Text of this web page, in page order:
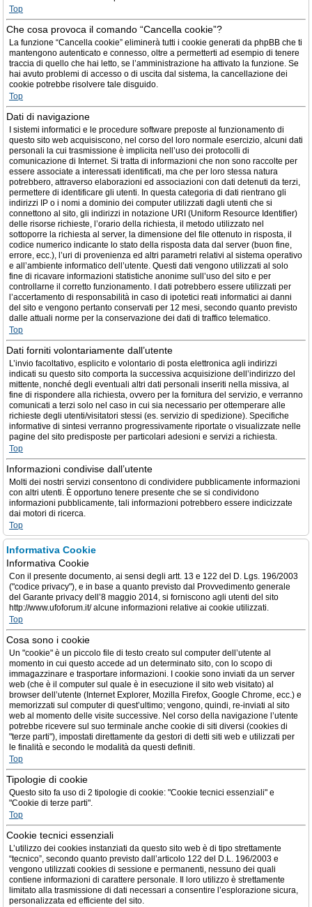
Top
Che cosa provoca il comando “Cancella cookie”?
La funzione “Cancella cookie” eliminerà tutti i cookie generati da phpBB che ti
mantengono autenticato e connesso, oltre a permetterti ad esempio di tenere
traccia di quello che hai letto, se l’amministrazione ha attivato la funzione. Se
hai avuto problemi di accesso o di uscita dal sistema, la cancellazione dei
cookie potrebbe risolvere tale disguido.
Top
Dati di navigazione
I sistemi informatici e le procedure software preposte al funzionamento di
questo sito web acquisiscono, nel corso del loro normale esercizio, alcuni dati
personali la cui trasmissione è implicita nell’uso dei protocolli di
comunicazione di Internet. Si tratta di informazioni che non sono raccolte per
essere associate a interessati identificati, ma che per loro stessa natura
potrebbero, attraverso elaborazioni ed associazioni con dati detenuti da terzi,
permettere di identificare gli utenti. In questa categoria di dati rientrano gli
indirizzi IP o i nomi a dominio dei computer utilizzati dagli utenti che si
connettono al sito, gli indirizzi in notazione URI (Uniform Resource Identifier)
delle risorse richieste, l’orario della richiesta, il metodo utilizzato nel
sottoporre la richiesta al server, la dimensione del file ottenuto in risposta, il
codice numerico indicante lo stato della risposta data dal server (buon fine,
errore, ecc.), l’uri di provenienza ed altri parametri relativi al sistema operativo
e all’ambiente informatico dell’utente. Questi dati vengono utilizzati al solo
fine di ricavare informazioni statistiche anonime sull’uso del sito e per
controllarne il corretto funzionamento. I dati potrebbero essere utilizzati per
l’accertamento di responsabilità in caso di ipotetici reati informatici ai danni
del sito e vengono pertanto conservati per 12 mesi, secondo quanto previsto
dalle attuali norme per la conservazione dei dati di traffico telematico.
Top
Dati forniti volontariamente dall’utente
L’invio facoltativo, esplicito e volontario di posta elettronica agli indirizzi
indicati su questo sito comporta la successiva acquisizione dell’indirizzo del
mittente, nonché degli eventuali altri dati personali inseriti nella missiva, al
fine di rispondere alla richiesta, ovvero per la fornitura del servizio, e verranno
comunicati a terzi solo nel caso in cui sia necessario per ottemperare alle
richieste degli utenti/visitatori stessi (es. servizio di spedizione). Specifiche
informative di sintesi verranno progressivamente riportate o visualizzate nelle
pagine del sito predisposte per particolari adesioni e servizi a richiesta.
Top
Informazioni condivise dall’utente
Molti dei nostri servizi consentono di condividere pubblicamente informazioni
con altri utenti. È opportuno tenere presente che se si condividono
informazioni pubblicamente, tali informazioni potrebbero essere indicizzate
dai motori di ricerca.
Top
Informativa Cookie
Informativa Cookie
Con il presente documento, ai sensi degli artt. 13 e 122 del D. Lgs. 196/2003
("codice privacy"), e in base a quanto previsto dal Provvedimento generale
del Garante privacy dell’8 maggio 2014, si forniscono agli utenti del sito
http://www.ufoforum.it/ alcune informazioni relative ai cookie utilizzati.
Top
Cosa sono i cookie
Un "cookie" è un piccolo file di testo creato sul computer dell’utente al
momento in cui questo accede ad un determinato sito, con lo scopo di
immagazzinare e trasportare informazioni. I cookie sono inviati da un server
web (che è il computer sul quale è in esecuzione il sito web visitato) al
browser dell’utente (Internet Explorer, Mozilla Firefox, Google Chrome, ecc.) e
memorizzati sul computer di quest’ultimo; vengono, quindi, re-inviati al sito
web al momento delle visite successive. Nel corso della navigazione l’utente
potrebbe ricevere sul suo terminale anche cookie di siti diversi (cookies di
"terze parti"), impostati direttamente da gestori di detti siti web e utilizzati per
le finalità e secondo le modalità da questi definiti.
Top
Tipologie di cookie
Questo sito fa uso di 2 tipologie di cookie: "Cookie tecnici essenziali" e
"Cookie di terze parti".
Top
Cookie tecnici essenziali
L’utilizzo dei cookies instanziati da questo sito web è di tipo strettamente
“tecnico”, secondo quanto previsto dall’articolo 122 del D.L. 196/2003 e
vengono utilizzati cookies di sessione e permanenti, nessuno dei quali
contiene informazioni di carattere personale. Il loro utilizzo è strettamente
limitato alla trasmissione di dati necessari a consentire l’esplorazione sicura,
personalizzata ed efficiente del sito.